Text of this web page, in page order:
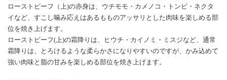
ローストビーフ（上)の赤身は、ウチモモ・カメノコ・トンビ・ネクタ
イなど、すこし噛み応えはあるもものアッサリとした肉味を楽しめる部
位を焼き上げます。
ローストビーフ(上)の霜降りは、ヒウチ・カイノミ・ミスジなど、通常
霜降りは、とろけるような柔らかさになりやすいのですが、かみ込めて
強い肉味と脂の甘みを楽しめる部位を焼き上げます。